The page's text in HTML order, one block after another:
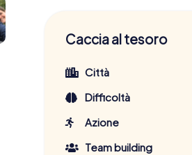
Caccia al tesoro
Città
Difficoltà
Azione
Team building